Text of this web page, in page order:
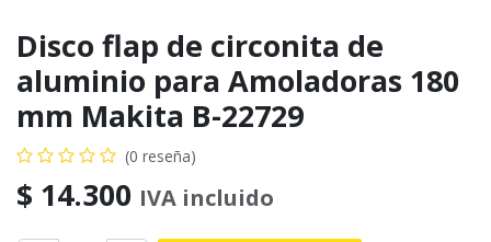
Disco flap de circonita de
aluminio para Amoladoras 180
mm Makita B-22729
(0 reseña)
$ 14.300 IVA incluido